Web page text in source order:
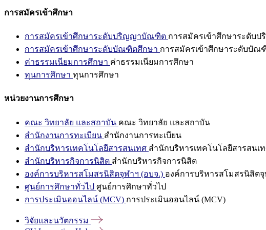
การสมัครเข้าศึกษา
การสมัครเข้าศึกษาระดับปริญญาบัณฑิต การสมัครเข้าศึกษาระดับ
การสมัครเข้าศึกษาระดับบัณฑิตศึกษา การสมัครเข้าศึกษาระดับบัณ
ค่าธรรมเนียมการศึกษา ค่าธรรมเนียมการศึกษา
ทุนการศึกษา ทุนการศึกษา
หน่วยงานการศึกษา
คณะ วิทยาลัย และสถาบัน คณะ วิทยาลัย และสถาบัน
สำนักงานการทะเบียน สำนักงานการทะเบียน
สำนักบริหารเทคโนโลยีสารสนเทศ สำนักบริหารเทคโนโลยีสารสนเ
สำนักบริหารกิจการนิสิต สำนักบริหารกิจการนิสิต
องค์การบริหารสโมสรนิสิตจุฬาฯ (อบจ.) องค์การบริหารสโมสรนิสิตจุ
ศูนย์การศึกษาทั่วไป ศูนย์การศึกษาทั่วไป
การประเมินออนไลน์ (MCV) การประเมินออนไลน์ (MCV)
วิจัยและนวัตกรรม